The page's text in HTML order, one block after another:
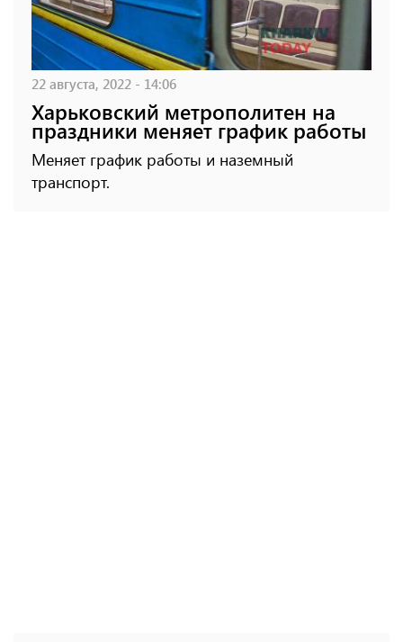
22 августа, 2022 - 14:06
Харьковский метрополитен на
праздники меняет график работы
Меняет график работы и наземный
транспорт.